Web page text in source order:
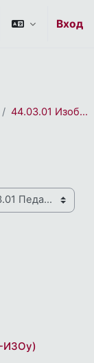
данныеВход
44.03.01 Изобразительное искусство_ОЗОу
курса
ИЗОу)